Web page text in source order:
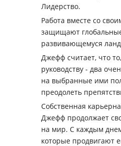
Лидерство.
Работа вместе со
защищают
развивающемуся
Джефф считает, что
руководству - два
на выбранные ими
преодолеть
Собственная
Джефф продолжает
на мир. С каждым
которые продвигают